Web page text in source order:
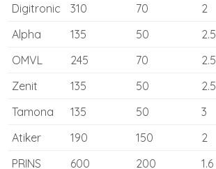
Digitronic
310 70 2
Alpha
135 50 2.5
OMVL
245 70 2.5
Zenit
135 50 2.5
Tamona
135 50 3
Atiker
190 150 2
PRINS
600 200 1.6